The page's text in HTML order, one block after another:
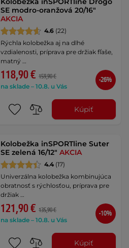
SE modro-oranžová 20/16"
AKCIA
4.6 (22)
Rýchla kolobežka aj na dlhé
vzdialenosti, príprava pre držiak fľaše,
matný …
118,90 € 159,90 €
na sklade – 10.8. u Vás
-26%
Kúpiť
Kolobežka inSPORTline Suter
SE zelená 16/12"AKCIA
4.4 (17)
Univerzálna kolobežka kombinujúca
obratnosť s rýchlosťou, príprava pre
držiak …
121,90 € 135,90 €
na sklade – 10.8. u Vás
-10%
Kúpiť